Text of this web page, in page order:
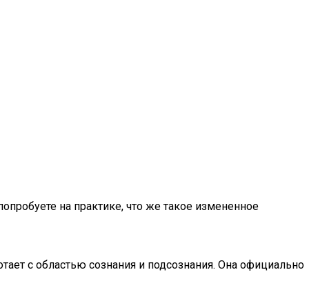
на практике, что же такое измененное
с областью сознания и подсознания. Она официально